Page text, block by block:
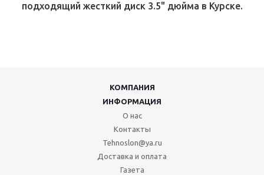
подходящий жесткий диск 3.5" дюйма в Курске.
КОМПАНИЯ
ИНФОРМАЦИЯ
О нас
Контакты
Tehnoslon@ya.ru
Доставка и оплата
Газета